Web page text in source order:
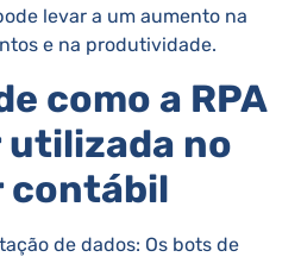
levar a um aumento na
e na produtividade.
como a RPA
utilizada no
contábil
de dados: Os bots de